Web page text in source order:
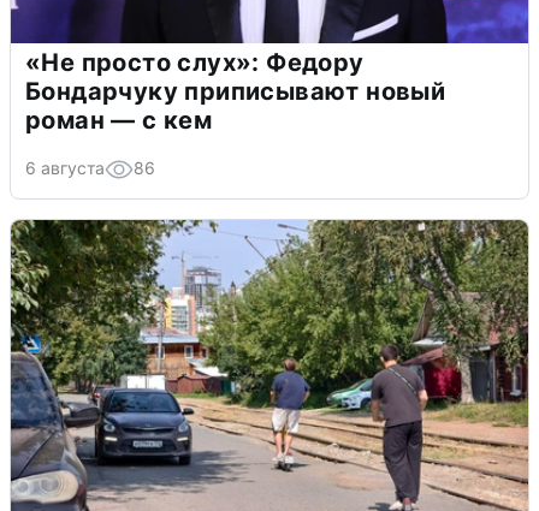
«Не просто слух»: Федору
Бондарчуку приписывают новый
роман — с кем
6 августа 86